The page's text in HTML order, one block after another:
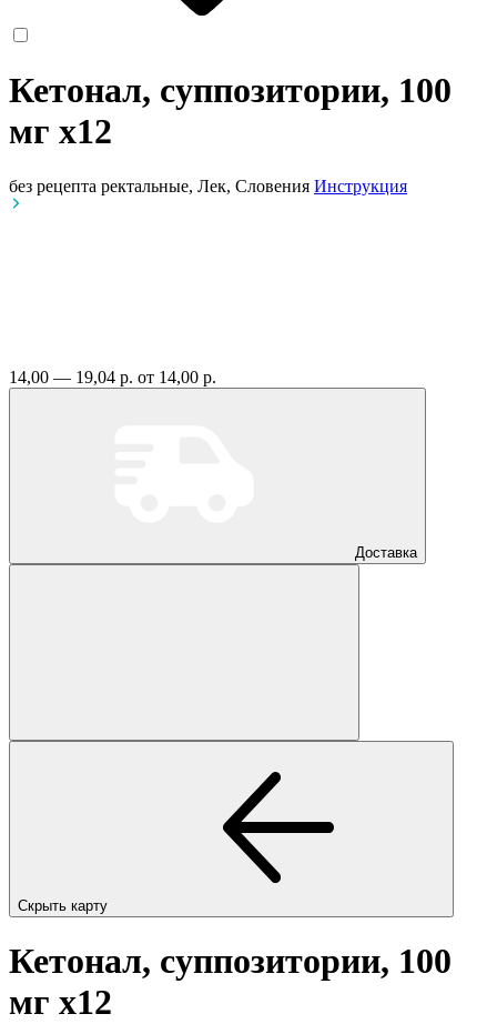
Кетонал, суппозитории, 100
мг x12
без рецепта ректальные, Лек, Словения Инструкция
14,00 — 19,04 р. от 14,00 р.
Доставка
Скрыть карту
Кетонал, суппозитории, 100
мг x12